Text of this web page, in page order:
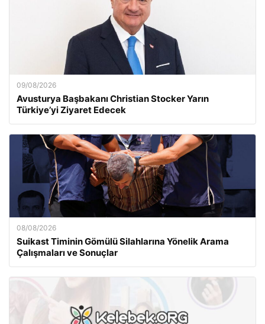
09/08/2026
Avusturya Başbakanı Christian Stocker Yarın
Türkiye’yi Ziyaret Edecek
08/08/2026
Suikast Timinin Gömülü Silahlarına Yönelik Arama
Çalışmaları ve Sonuçlar